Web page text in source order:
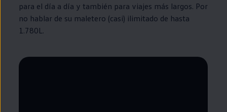
para el día a día y también para viajes más largos. Por
no hablar de su maletero (casi) ilimitado de hasta
1.780L.